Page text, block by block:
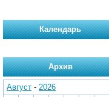
Календарь
Архив
Август - 2026